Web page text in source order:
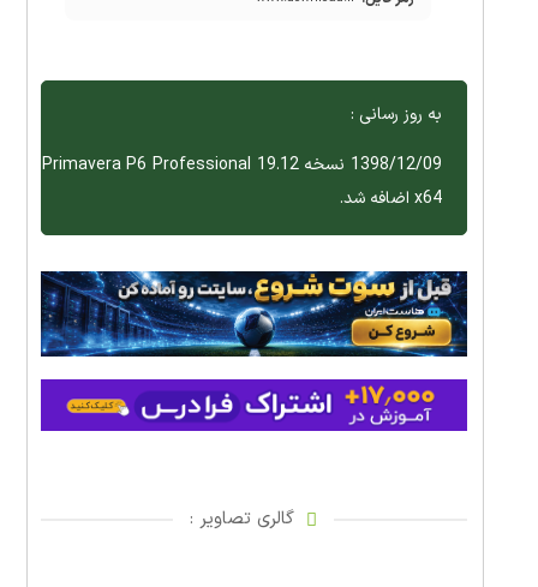
به روز رسانی :
1398/12/09 نسخه Primavera P6 Professional 19.12
x64 اضافه شد.
گالری تصاویر :